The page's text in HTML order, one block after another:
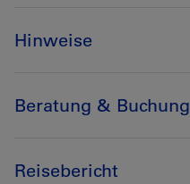
Hinweise
Beratung & Buchung
Reisebericht